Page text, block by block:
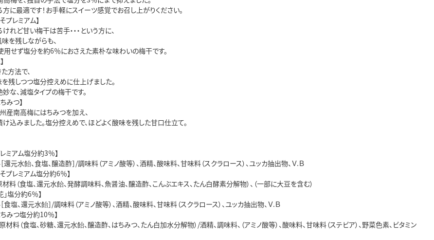
に最適です！お手軽にスイーツ感覚でお召し上がりください。
プレミアム】
れど甘い梅干は苦手・・・という方に、
を残しながらも、
せず塩分を約6％におさえた素朴な味わいの梅干です。
方法で、
残しつつ塩分控えめに仕上げました。
な、減塩タイプの梅干です。
みつ】
産南高梅にはちみつを加え、
込みました。塩分控えめで、ほどよく酸味を残した甘口仕立て。
ミアム塩分約3％】
還元水飴、食塩、醸造酢］/調味料（アミノ酸等）、酒精、酸味料、甘味料（スクラロース）、ユッカ抽出物、Ｖ.Ｂ
プレミアム塩分約6％】
材料（食塩、還元水飴、発酵調味料、魚醤油、醸造酢、こんぶエキス、たん白酵素分解物）、（一部に大豆を含む）
」塩分約6％】
食塩、還元水飴］/調味料（アミノ酸等）、酒精、酸味料、甘味料（スクラロース）、ユッカ抽出物、Ｖ.Ｂ
みつ塩分約10％】
原材料（食塩、砂糖、還元水飴、醸造酢、はちみつ、たん白加水分解物）/酒精、調味料、（アミノ酸等）、酸味料、甘味料（ステビア）、野菜色素、ビタミン